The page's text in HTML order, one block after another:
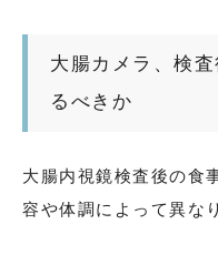
大腸カメラ、検
るべきか
大腸内視鏡検査後の食
容や体調によって異な